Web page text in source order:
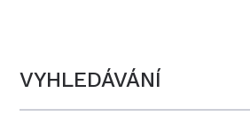
VYHLEDÁVÁNÍ